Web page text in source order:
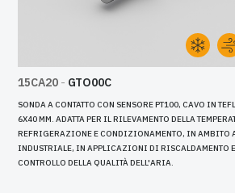
15CA20 - GTO00C
SONDA A CONTATTO CON SENSORE PT100, CAVO IN
6X40 MM. ADATTA PER IL RILEVAMENTO DELLA
REFRIGERAZIONE E CONDIZIONAMENTO, IN AMBITO
INDUSTRIALE, IN APPLICAZIONI DI RISCALDAMENTO
CONTROLLO DELLA QUALITÀ DELL'ARIA.